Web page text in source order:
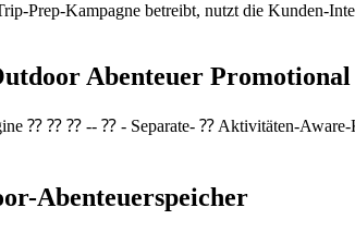
Prep-Kampagne betreibt, nutzt die Kunden-
Abenteuer
⁇ ⁇ ⁇ -- ⁇ - Separate- ⁇ Aktivitäten-
Abenteuerspeicher